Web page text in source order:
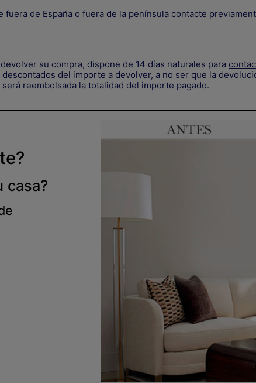
fuera de España o fuera de la península contacte
su compra, dispone de 14 días naturales para
del importe a devolver, a no ser que la
reembolsada la totalidad del importe pagado.
casa?